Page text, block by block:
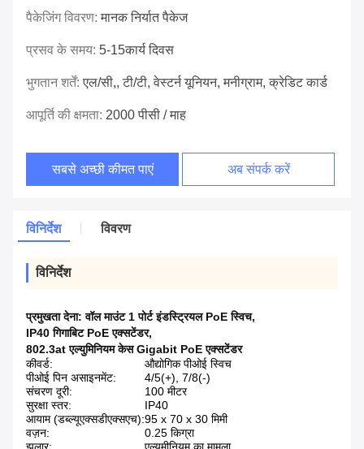
पैकेजिंग विवरण:मानक निर्यात पैकेज
प्रसव के समय: 5-15कार्य दिवस
भुगतान शर्तें:एल/सी,, टी/टी, वेस्टर्न यूनियन, मनीग्राम, क्रेडिट कार्ड
आपूर्ति की क्षमता: 2000 पीसी / माह
सबसे अच्छी कीमत पाएं अब संपर्क करें
विनिर्देश विवरण
विनिर्देश
प्रमुखता देना:वॉल माउंट 1 पोर्ट इंडस्ट्रियल PoE स्विच,
IP40 गिगाबिट PoE एक्सटेंडर,
802.3at एल्युमिनियम केस Gigabit PoE एक्सटेंडर
कीवर्ड:
औद्योगिक पीओई स्विच
पीओई पिन असाइनमेंट:
4/5(+), 7/8(-)
संचरण दूरी:
100 मीटर
सुरक्षा स्तर:
IP40
आयाम (डब्ल्यूएक्सडीएक्सएच):95 x 70 x 30 मिमी
वज़न:
0.25 किग्रा